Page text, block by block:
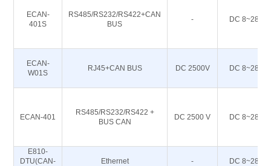
ECAN-
401S
RS485/RS232/RS422+CAN
BUS
- DC 8~28
ECAN-
W01S
RJ45+CAN BUS DC 2500V DC 8~28
ECAN-401
RS485/RS232/RS422 +
BUS CAN
DC 2500 V DC 8~28
E810-
DTU(CAN-
Ethernet - DC 8~28